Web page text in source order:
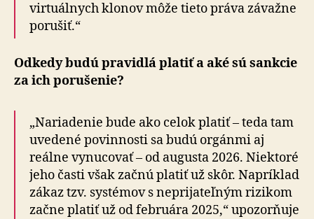
virtuálnych klonov môže tieto práva závažne
porušiť.“
Odkedy budú pravidlá platiť a aké sú sankcie
za ich porušenie?
„Nariadenie bude ako celok platiť – teda tam
uvedené povinnosti sa budú orgánmi aj
reálne vynucovať – od augusta 2026. Niektoré
jeho časti však začnú platiť už skôr. Napríklad
zákaz tzv. systémov s ne­pri­ja­teľ­ným rizikom
začne platiť už od februára 2025,“ upozorňuje